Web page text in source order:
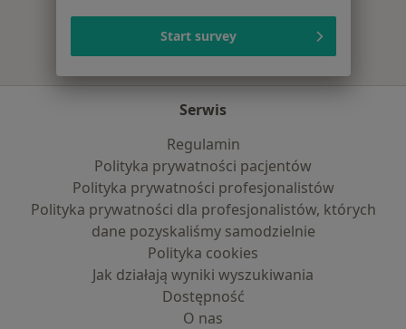
Serwis
Regulamin
Polityka prywatności pacjentów
Polityka prywatności profesjonalistów
Polityka prywatności dla profesjonalistów, których
dane pozyskaliśmy samodzielnie
Polityka cookies
Jak działają wyniki wyszukiwania
Dostępność
O nas
Start survey